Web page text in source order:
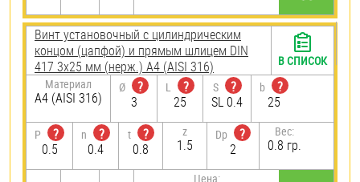
Винт установочный с цилиндрическим
концом (цапфой) и прямым шлицем DIN
417 3х25 мм (нерж.) A4 (AISI 316)
Материал
A4 (AISI 316)
Ø
?
3
L
?
25
S
?
SL 0.4
b
?
25
P
?
0.5
n
?
0.4
t
?
0.8
z
1.5
Dp
?
2
Вес:
0.8 гр.
Цена:
В СПИСОК